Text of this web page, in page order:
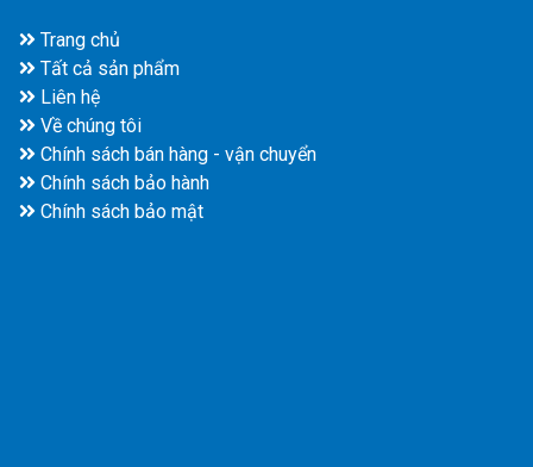
Trang chủ
Tất cả sản phẩm
Liên hệ
Về chúng tôi
Chính sách bán hàng - vận chuyển
Chính sách bảo hành
Chính sách bảo mật